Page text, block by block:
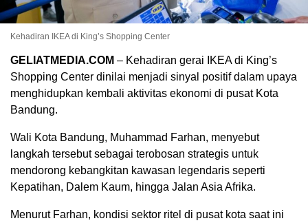
Kehadiran IKEA di King’s Shopping Center
GELIATMEDIA.COM – Kehadiran gerai IKEA di King’s
Shopping Center dinilai menjadi sinyal positif dalam upaya
menghidupkan kembali aktivitas ekonomi di pusat Kota
Bandung.
Wali Kota Bandung, Muhammad Farhan, menyebut
langkah tersebut sebagai terobosan strategis untuk
mendorong kebangkitan kawasan legendaris seperti
Kepatihan, Dalem Kaum, hingga Jalan Asia Afrika.
Menurut Farhan, kondisi sektor ritel di pusat kota saat ini